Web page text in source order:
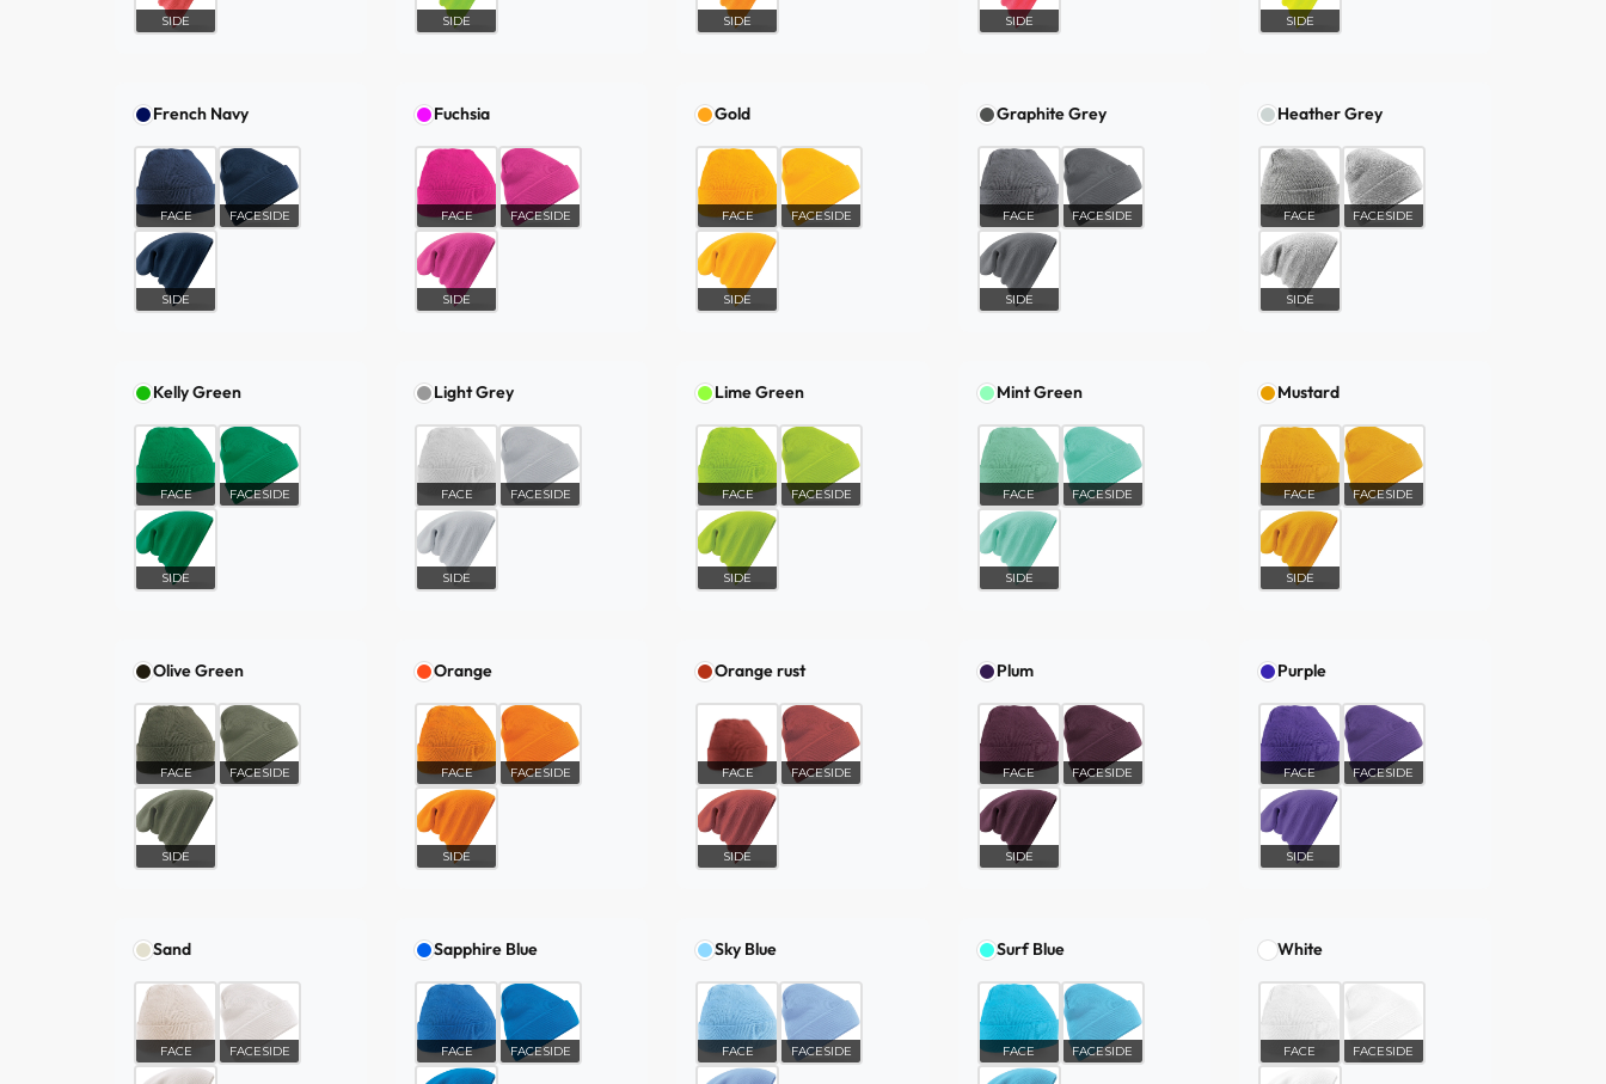
SIDE SIDE SIDE SIDE SIDE
French Navy
FACE FACESIDE
SIDE
Fuchsia
FACE FACESIDE
SIDE
Gold
FACE FACESIDE
SIDE
Graphite Grey
FACE FACESIDE
SIDE
Heather Grey
FACE FACESIDE
SIDE
Kelly Green
FACE FACESIDE
SIDE
Light Grey
FACE FACESIDE
SIDE
Lime Green
FACE FACESIDE
SIDE
Mint Green
FACE FACESIDE
SIDE
Mustard
FACE FACESIDE
SIDE
Olive Green
FACE FACESIDE
SIDE
Orange
FACE FACESIDE
SIDE
Orange rust
FACE FACESIDE
SIDE
Plum
FACE FACESIDE
SIDE
Purple
FACE FACESIDE
SIDE
Sand
FACE FACESIDE
Sapphire Blue
FACE FACESIDE
Sky Blue
FACE FACESIDE
Surf Blue
FACE FACESIDE
White
FACE FACESIDE